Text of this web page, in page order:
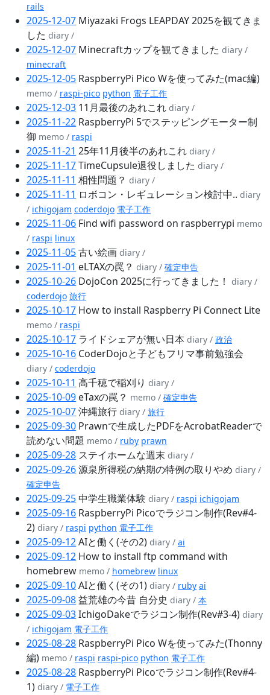
rails
2025-12-07 Miyazaki Frogs LEAPDAY 2025を観てきま
した diary /
2025-12-07 Minecraftカップを観てきました diary /
minecraft
2025-12-05 RaspberryPi Pico Wを使ってみた(mac編)
memo / raspi-pico python 電子工作
2025-12-03 11月最後のあれこれ diary /
2025-11-22 RaspberryPi 5でステッピングモーター制
御 memo / raspi
2025-11-21 25年11月後半のあれこれ diary /
2025-11-17TimeCupsule退役しました diary /
2025-11-11 相性問題？ diary /
2025-11-11 ロボコン・レギュレーション検討中.. diary
/ ichigojam coderdojo 電子工作
2025-11-06 Find wifi password on raspberrypi memo
/ raspi linux
2025-11-05古い絵画 diary /
2025-11-01 eLTAXの罠？ diary / 確定申告
2025-10-26 DojoCon 2025に行ってきました！ diary /
coderdojo 旅行
2025-10-17 How to install Raspberry Pi Connect Lite
memo / raspi
2025-10-17 ライドシェアが無い日本 diary / 政治
2025-10-16 CoderDojoと子どもフリマ事前勉強会
diary / coderdojo
2025-10-11 高千穂で稲刈り diary /
2025-10-09 eTaxの罠？ memo / 確定申告
2025-10-07沖縄旅行 diary / 旅行
2025-09-30 Prawnで生成したPDFをAcrobatReaderで
読めない問題 memo / ruby prawn
2025-09-28 ステイホームな週末 diary /
2025-09-26源泉所得税の納期の特例の取りやめ diary /
確定申告
2025-09-25中学生職業体験 diary / raspi ichigojam
2025-09-16 RaspberryPi Picoでラジコン制作(Rev#4-
2) diary / raspi python 電子工作
2025-09-12AIと働く(その2) diary / ai
2025-09-12 How to install ftp command with
homebrew memo / homebrew linux
2025-09-10AIと働く(その1) diary / ruby ai
2025-09-08益荒雄の今昔 自分史 diary / 本
2025-09-03IchigoDakeでラジコン制作(Rev#3-4) diary
/ ichigojam 電子工作
2025-08-28 RaspberryPi Pico Wを使ってみた(Thonny
編) memo / raspi raspi-pico python 電子工作
2025-08-28 RaspberryPi Picoでラジコン制作(Rev#4-
1) diary / 電子工作